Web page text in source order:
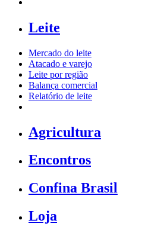
Leite
Mercado do leite
Atacado e varejo
Leite por região
Balança comercial
Relatório de leite
Agricultura
Encontros
Confina Brasil
Loja